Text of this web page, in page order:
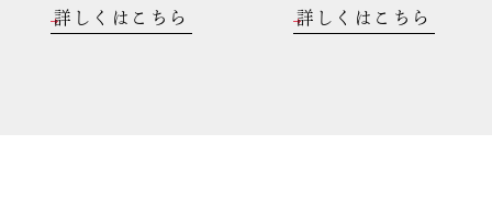
詳しくはこちら 詳しくはこちら